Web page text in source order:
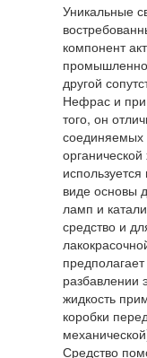
Уникальные
компонент
другой
Нефрас и при
того, он
соединяемых
виде основы
ламп и
средство и
разбавлении
жидкость
коробки
Средство